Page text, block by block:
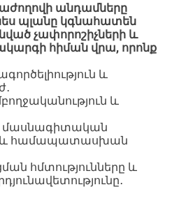
անդամները
պլանը կգնահատեն
չափորոշիչների և
հիման վրա, որոնք
և
և
մասնագիտական
և համապատասխան
հմտությունները և